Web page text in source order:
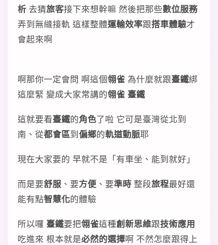
析 去猜旅客接下來想幹嘛 然後把那些數位服務
弄到無縫接軌 這樣整體運輸效率跟搭車體驗才
會起來啊
啊那你一定會問 啊這個翎雀 為什麼就跟臺鐵綁
這麼緊 變成大家常講的翎雀 臺鐵
這就要看臺鐵的角色了啦 它可是臺灣從北到
南、從都會區到偏鄉的軌道動脈耶
現在大家要的 早就不是「有車坐、能到就好」
而是要舒服 、要方便 、要準時 整段旅程最好還
能有點智慧化的體驗
所以囉 臺鐵要把翎雀這種創新思維跟技術應用
吃進來 根本就是必然的選擇啊 不然怎麼跟得上